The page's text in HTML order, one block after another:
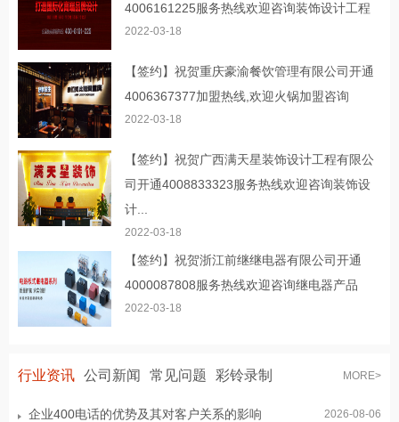
4006161225服务热线欢迎咨询装饰设计工程
2022-03-18
【签约】祝贺重庆豪渝餐饮管理有限公司开通
4006367377加盟热线,欢迎火锅加盟咨询
2022-03-18
【签约】祝贺广西满天星装饰设计工程有限公
司开通4008833323服务热线欢迎咨询装饰设
计...
2022-03-18
【签约】祝贺浙江前继继电器有限公司开通
4000087808服务热线欢迎咨询继电器产品
2022-03-18
行业资讯 公司新闻 常见问题 彩铃录制 MORE>
2026-08-06
企业400电话的优势及其对客户关系的影响